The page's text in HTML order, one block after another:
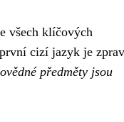
všech klíčových
cizí jazyk je
předměty jsou